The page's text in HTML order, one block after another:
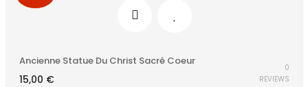
Ancienne Statue Du Christ Sacré Coeur
15,00 €
0
REVIEWS